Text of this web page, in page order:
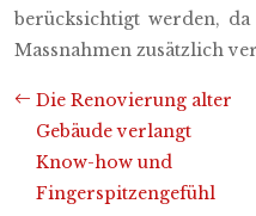
berücksichtigt werden,
Massnahmen zusätzlich
Die Renovierung alter
Gebäude verlangt
Know-how und
Fingerspitzengefühl